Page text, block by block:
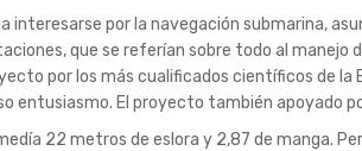
interesarse por la navegación submarina,
que se referían sobre todo al
por los más cualificados científicos de
entusiasmo. El proyecto también apoyado
22 metros de eslora y 2,87 de manga.